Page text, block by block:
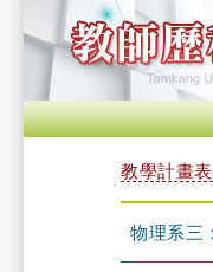
教學計畫表
物理系三